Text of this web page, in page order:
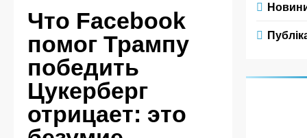
Что Facebook
помог Трампу
победить
Цукерберг
отрицает: это